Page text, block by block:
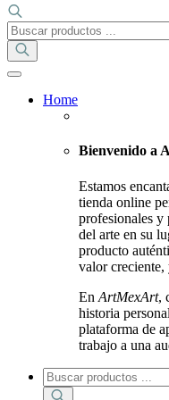
Búsqueda
de
productos
Home
Bienvenido a
Estamos
tienda online
profesionales y
del arte en su
producto
valor
En ArtMexArt,
historia
plataforma de
trabajo a una
Búsqueda
de